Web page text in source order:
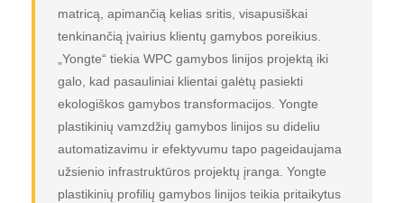
matricą, apimančią kelias sritis, visapusiškai
tenkinančią įvairius klientų gamybos poreikius.
„Yongte“ tiekia WPC gamybos linijos projektą iki
galo, kad pasauliniai klientai galėtų pasiekti
ekologiškos gamybos transformacijos. Yongte
plastikinių vamzdžių gamybos linijos su dideliu
automatizavimu ir efektyvumu tapo pageidaujama
užsienio infrastruktūros projektų įranga. Yongte
plastikinių profilių gamybos linijos teikia pritaikytus